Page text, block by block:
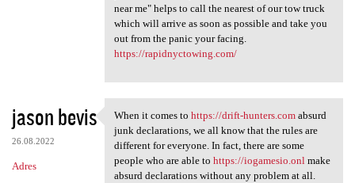
near me" helps to call the nearest of our tow truck
which will arrive as soon as possible and take you
out from the panic your facing.
https://rapidnyctowing.com/
jason bevis
26.08.2022
Adres
When it comes to https:/
When it comes to https://drift-hunters.comabsurd
junk declarations, we all know that the rules are
different for everyone. In fact, there are some
people who are able to https://iogamesio.onlmake
absurd declarations without any problem at all.